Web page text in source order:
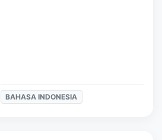
BAHASA INDONESIA